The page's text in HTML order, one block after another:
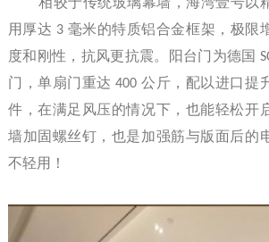
相较于传统玻璃幕墙，海湾壹号以
用厚达 3 毫米的特质铝合金框架，极限
度和刚性，抗风更抗震。阳台门为德国
门，单扇门重达 400公斤，配以进口提
件，在满足风压的情况下，也能轻松开
墙加固螺丝钉，也是加强筋与版面后的
不轻用！